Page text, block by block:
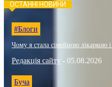
ОСТАННІ НОВИНИ
#Блоги
Чому я стала сімейною лікаркою
Редакція сайту - 05.08.2026
Буча